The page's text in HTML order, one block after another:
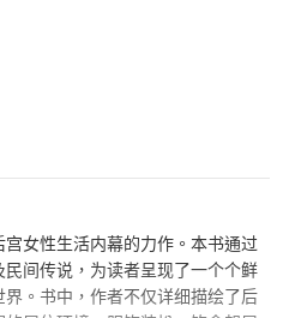
女性生活内幕的力作。本书通过
间传说，为读者呈现了一个个鲜
。书中，作者不仅详细描绘了后